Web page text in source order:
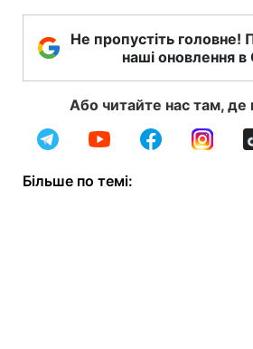
Не пропустіть головне!
наші оновлення в
Або читайте нас там, де
Більше по темі: